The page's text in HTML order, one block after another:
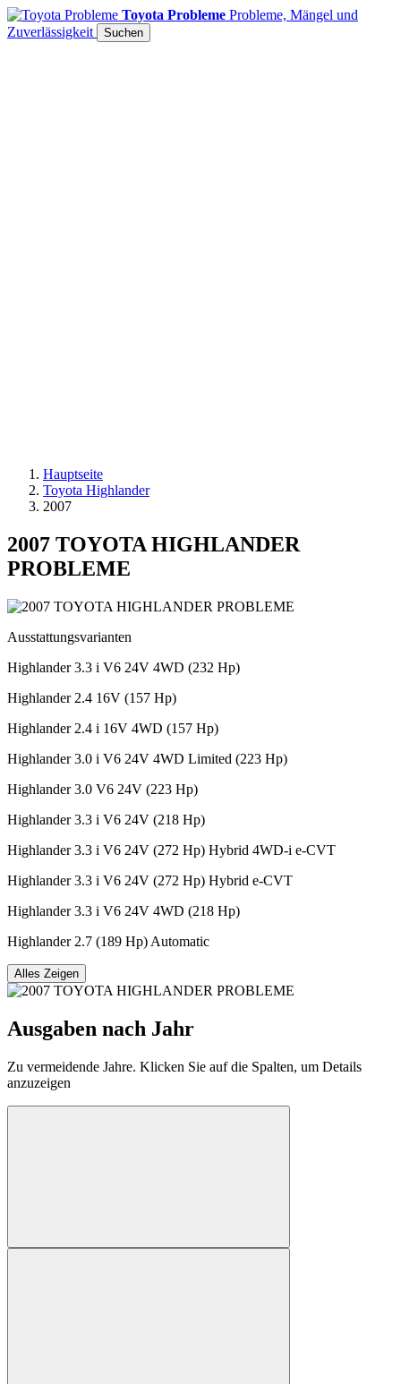
Toyota Probleme Probleme, Mängel und
Zuverlässigkeit
Suchen
Hauptseite
Toyota Highlander
2007
2007 TOYOTA HIGHLANDER
PROBLEME
Ausstattungsvarianten
Highlander 3.3 i V6 24V 4WD (232 Hp)
Highlander 2.4 16V (157 Hp)
Highlander 2.4 i 16V 4WD (157 Hp)
Highlander 3.0 i V6 24V 4WD Limited (223 Hp)
Highlander 3.0 V6 24V (223 Hp)
Highlander 3.3 i V6 24V (218 Hp)
Highlander 3.3 i V6 24V (272 Hp) Hybrid 4WD-i e-CVT
Highlander 3.3 i V6 24V (272 Hp) Hybrid e-CVT
Highlander 3.3 i V6 24V 4WD (218 Hp)
Highlander 2.7 (189 Hp) Automatic
Alles Zeigen
Ausgaben nach Jahr
Zu vermeidende Jahre. Klicken Sie auf die Spalten, um Details
anzuzeigen